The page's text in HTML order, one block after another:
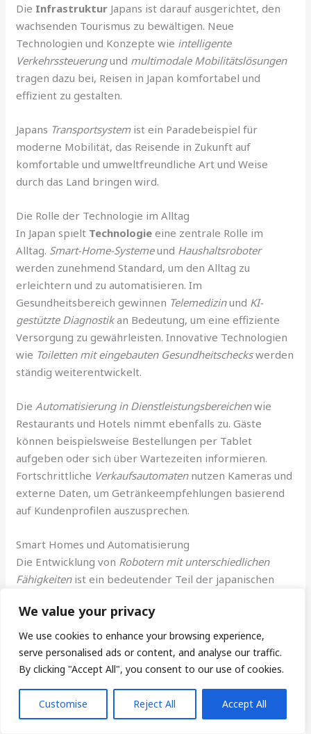
We value your privacy
We use cookies to enhance your browsing experience,
serve personalised ads or content, and analyse our traffic.
By clicking "Accept All", you consent to our use of cookies.
Customise Reject All Accept All
Die Infrastruktur Japans ist darauf ausgerichtet, den
wachsenden Tourismus zu bewältigen. Neue
Technologien und Konzepte wie intelligente
Verkehrssteuerungund multimodale Mobilitätslösungen
tragen dazu bei, Reisen in Japan komfortabel und
effizient zu gestalten.
Japans Transportsystemist ein Paradebeispiel für
moderne Mobilität, das Reisende in Zukunft auf
komfortable und umweltfreundliche Art und Weise
durch das Land bringen wird.
Die Rolle der Technologie im Alltag
In Japan spielt Technologie eine zentrale Rolle im
Alltag. Smart-Home-Systemeund Haushaltsroboter
werden zunehmend Standard, um den Alltag zu
erleichtern und zu automatisieren. Im
Gesundheitsbereich gewinnen Telemedizinund KI-
gestützte Diagnostikan Bedeutung, um eine effiziente
Versorgung zu gewährleisten. Innovative Technologien
wie Toiletten mit eingebauten Gesundheitscheckswerden
ständig weiterentwickelt.
Die Automatisierung in Dienstleistungsbereichenwie
Restaurants und Hotels nimmt ebenfalls zu. Gäste
können beispielsweise Bestellungen per Tablet
aufgeben oder sich über Wartezeiten informieren.
Fortschrittliche Verkaufsautomatennutzen Kameras und
externe Daten, um Getränkeempfehlungen basierend
auf Kundenprofilen auszusprechen.
Smart Homes und Automatisierung
Die Entwicklung von Robotern mit unterschiedlichen
Fähigkeitenist ein bedeutender Teil der japanischen
Pepper unterstützen nicht nur im Haushalt, sondern
auch bei der Betreuung älterer Menschen. DieNutzung
des Internet of Things (IoT) in Japan umfasst intelligente
Geräte wie Wasserkocher, die Warnungen senden,
Technologische Innovationen tragen auch zu